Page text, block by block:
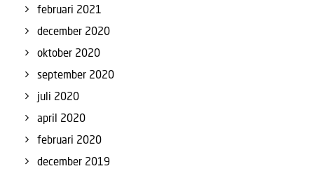
februari 2021
december 2020
oktober 2020
september 2020
juli 2020
april 2020
februari 2020
december 2019